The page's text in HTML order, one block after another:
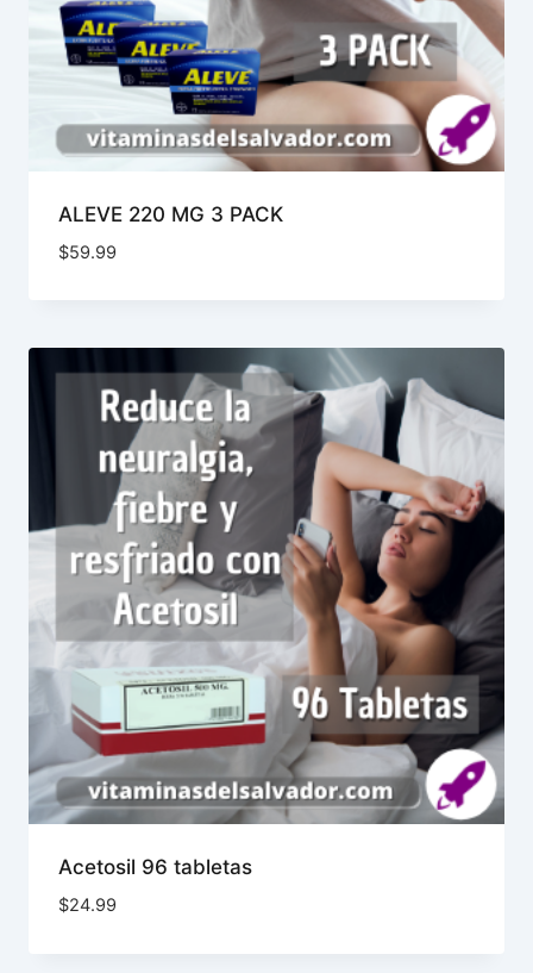
ALEVE 220 MG 3 PACK
$59.99
Acetosil 96 tabletas
$24.99